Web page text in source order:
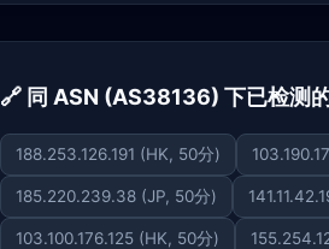
🔗 同 ASN (AS38136) 下已检测
188.253.126.191 (HK, 50分)
185.220.239.38 (JP, 50分)
103.100.176.125 (HK, 50分)